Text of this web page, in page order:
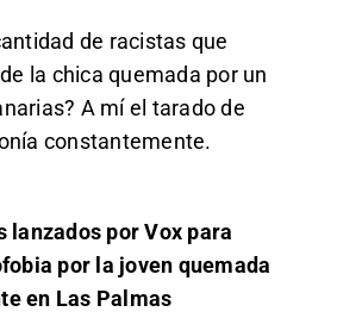
de racistas que
la chica quemada por un
A mí el tarado de
constantemente.
lanzados por Vox para
por la joven quemada
en Las Palmas